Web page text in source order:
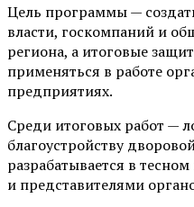
Цель программы —
власти, госкомпаний и
региона, а итоговые
применяться в работе
предприятиях.
Среди итоговых работ —
благоустройству
разрабатывается в
и представителями